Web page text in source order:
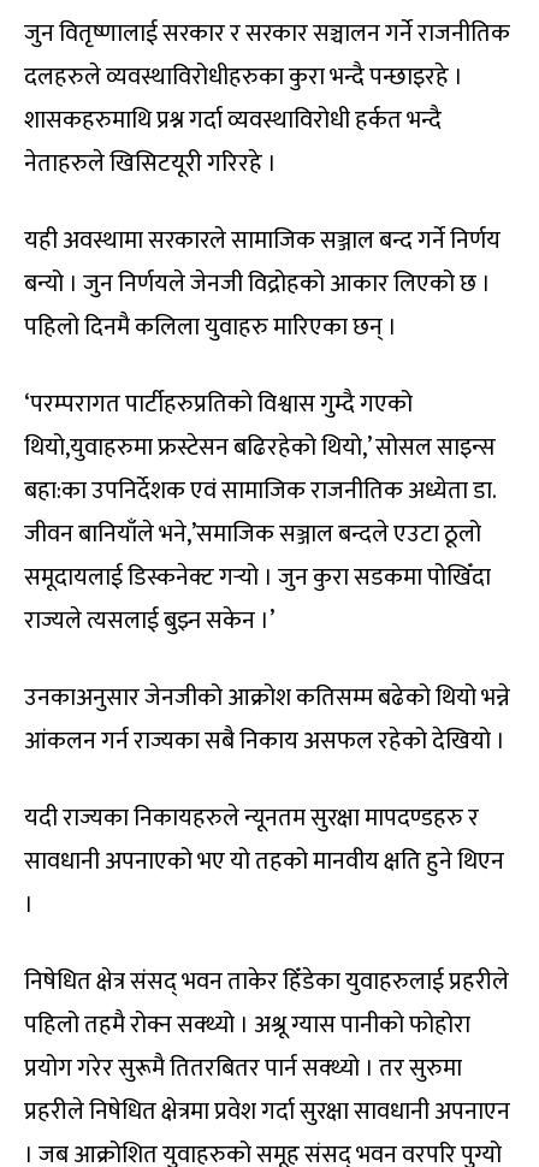
जुन वितृष्णालाई सरकार र सरकार सञ्चालन गर्ने राजनीतिक
दलहरुले व्यवस्थाविरोधीहरुका कुरा भन्दै पन्छाइरहे ।
शासकहरुमाथि प्रश्न गर्दा व्यवस्थाविरोधी हर्कत भन्दै
नेताहरुले खिसिटयूरी गरिरहे ।
यही अवस्थामा सरकारले सामाजिक सञ्जाल बन्द गर्ने निर्णय
बन्यो । जुन निर्णयले जेनजी विद्रोहको आकार लिएको छ ।
पहिलो दिनमै कलिला युवाहरु मारिएका छन् ।
‘परम्परागत पार्टीहरुप्रतिको विश्वास गुम्दै गएको
थियो,युवाहरुमा फ्रस्टेसन बढिरहेको थियो,’ सोसल साइन्स
बहा:का उपनिर्देशक एवं सामाजिक राजनीतिक अध्येता डा.
जीवन बानियाँले भने,’समाजिक सञ्जाल बन्दले एउटा ठूलो
समूदायलाई डिस्कनेक्ट गर्‍यो । जुन कुरा सडकमा पोखिँदा
राज्यले त्यसलाई बुझ्न सकेन ।’
उनकाअनुसार जेनजीको आक्रोश कतिसम्म बढेको थियो भन्ने
आंकलन गर्न राज्यका सबै निकाय असफल रहेको देखियो ।
यदी राज्यका निकायहरुले न्यूनतम सुरक्षा मापदण्डहरु र
सावधानी अपनाएको भए यो तहको मानवीय क्षति हुने थिएन
।
निषेधित क्षेत्र संसद् भवन ताकेर हिँडेका युवाहरुलाई प्रहरीले
पहिलो तहमै रोक्न सक्थ्यो । अश्रू ग्यास पानीको फोहोरा
प्रयोग गरेर सुरूमै तितरबितर पार्न सक्थ्यो । तर सुरुमा
प्रहरीले निषेधित क्षेत्रमा प्रवेश गर्दा सुरक्षा सावधानी अपनाएन
। जब आक्रोशित युवाहरुको समूह संसद् भवन वरपरि पुग्यो